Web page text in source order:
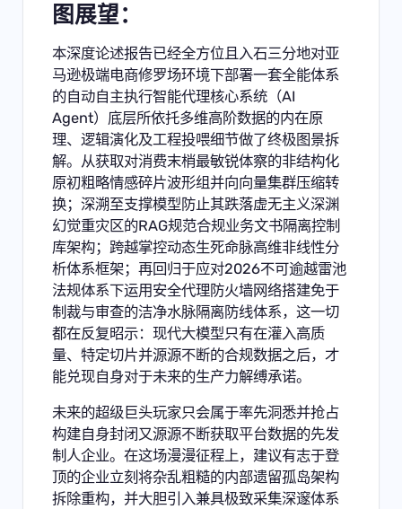
图展望：
本深度论述报告已经全方位且入石三分地对亚
马逊极端电商修罗场环境下部署一套全能体系
的自动自主执行智能代理核心系统（AI
Agent）底层所依托多维高阶数据的内在原
理、逻辑演化及工程投喂细节做了终极图景拆
解。从获取对消费末梢最敏锐体察的非结构化
原初粗略情感碎片波形组并向向量集群压缩转
换；深溯至支撑模型防止其跌落虚无主义深渊
幻觉重灾区的RAG规范合规业务文书隔离控制
库架构；跨越掌控动态生死命脉高维非线性分
析体系框架；再回归于应对2026不可逾越雷池
法规体系下运用安全代理防火墙网络搭建免于
制裁与审查的洁净水脉隔离防线体系，这一切
都在反复昭示：现代大模型只有在灌入高质
量、特定切片并源源不断的合规数据之后，才
能兑现自身对于未来的生产力解缚承诺。
未来的超级巨头玩家只会属于率先洞悉并抢占
构建自身封闭又源源不断获取平台数据的先发
制人企业。在这场漫漫征程上，建议有志于登
顶的企业立刻将杂乱粗糙的内部遗留孤岛架构
拆除重构，并大胆引入兼具极致采集深邃体系